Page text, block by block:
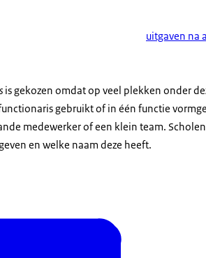
uitgaven na
is gekozen omdat op veel plekken onder
gebruikt of in één functie
medewerker of een klein team.
en welke naam deze heeft.